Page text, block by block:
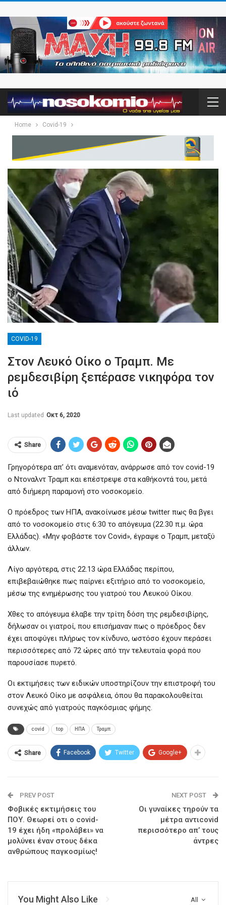
Home Covid-19
COVID-19
Στον Λευκό Οίκο ο Τραμπ. Με
ρεμδεσιβίρη ξεπέρασε νικηφόρα τον
ιό
Last updated Οκτ 6, 2020
Share
Γρηγορότερα απ’ ότι αναμενόταν, ανάρρωσε από τον covid-19
ο Ντοναλντ Τραμπ και επέστρεψε στα καθήκοντά του, μετά
από διήμερη παραμονή στο νοσοκομείο.
Ο πρόεδρος των ΗΠΑ, ανακοίνωσε μέσω twitter πως θα βγει
από το νοσοκομείο στις 6:30 το απόγευμα (22.30 π.μ. ώρα
Ελλάδας). «Μην φοβάστε τον Covid», έγραψε ο Τραμπ, μεταξύ
άλλων.
Λίγο αργότερα, στις 22.13 ώρα Ελλάδας περίπου,
επιβεβαιώθηκε πως παίρνει εξιτήριο από το νοσοκομείο,
μέσω της ενημέρωσης του γιατρού του Λευκού Οίκου.
Χθες το απόγευμα έλαβε την τρίτη δόση της ρεμδεσιβίρης,
δήλωσαν οι γιατροί, που επισήμαναν πως ο πρόεδρος δεν
έχει αποφύγει πλήρως τον κίνδυνο, ωστόσο έχουν περάσει
περισσότερες από 72 ώρες από την τελευταία φορά που
παρουσίασε πυρετό.
Οι εκτιμήσεις των ειδικών υποστηρίζουν την επιστροφή του
στον Λευκό Οίκο με ασφάλεια, όπου θα παρακολουθείται
συνεχώς από γιατρούς παγκόσμιας φήμης.
covid top ΗΠΑ Τραμπ
Share Facebook Twitter Google+
PREV POST
Φοβικές εκτιμήσεις του
ΠΟΥ. Θεωρεί οτι ο covid-
19 έχει ήδη «προλάβει» να
μολύνει έναν στους δέκα
ανθρώπους παγκοσμίως!
NEXT POST
Οι γυναίκες τηρούν τα
μέτρα αντιcovid
περισσότερο απ’ τους
άντρες
All
You Might Also Like